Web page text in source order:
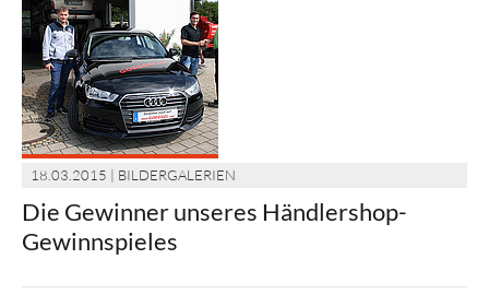
18.03.2015 | BILDERGALERIEN
Die Gewinner unseres Händlershop-
Gewinnspieles